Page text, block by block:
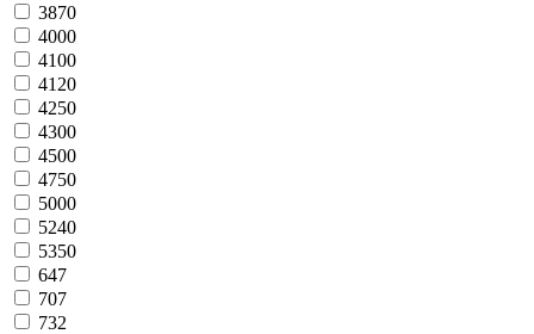
3870
4000
4100
4120
4250
4300
4500
4750
5000
5240
5350
647
707
732